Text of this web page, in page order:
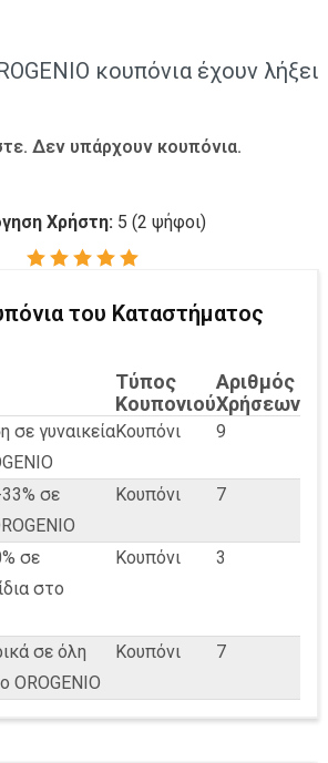
κουπόνια έχουν λήξει
Δεν υπάρχουν κουπόνια.
Χρήστη: 5 (2 ψήφοι)
του Καταστήματος
Τύπος
Κουπονιού
Αριθμός
Χρήσεων
γυναικείαΚουπόνι 9
σε
Κουπόνι 7
σε
στο
Κουπόνι 3
σε όλη
OROGENIO
Κουπόνι 7